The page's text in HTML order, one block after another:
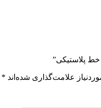
پلاستیکی”
علامت‌گذاری شده‌اند *